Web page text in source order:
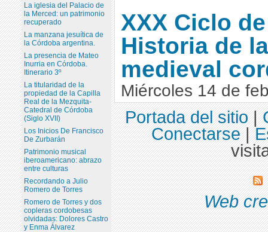
XXX Ciclo
Historia de
medieval
Miércoles 14 de
La iglesia del Palacio de
la Merced: un patrimonio
recuperado
La manzana jesuítica de
la Córdoba argentina.
La presencia de Mateo
Inurria en Córdoba.
Itinerario 3º
La titularidad de la
propiedad de la Capilla
Real de la Mezquita-
Catedral de Córdoba
(Siglo XVII)
Los Inicios De Francisco
De Zurbarán
Patrimonio musical
iberoamericano: abrazo
entre culturas
Recordando a Julio
Romero de Torres
Romero de Torres y dos
copleras cordobesas
olvidadas: Dolores Castro
y Enma Álvarez
Portada del sitio|
Conectarse|
Web